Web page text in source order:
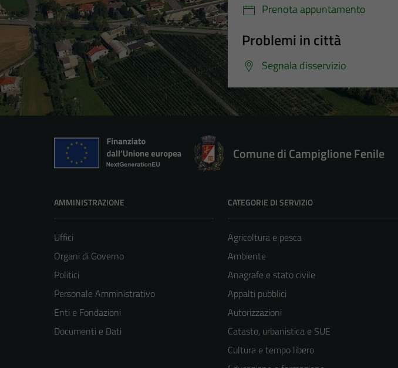
Prenota appuntamento
Problemi in città
Segnala disservizio
Comune di Campiglione Fenile
AMMINISTRAZIONE
Uffici
Organi di Governo
Politici
Personale Amministrativo
Enti e Fondazioni
Documenti e Dati
CATEGORIE DI SERVIZIO
Agricoltura e pesca
Ambiente
Anagrafe e stato civile
Appalti pubblici
Autorizzazioni
Catasto, urbanistica e SUE
Cultura e tempo libero